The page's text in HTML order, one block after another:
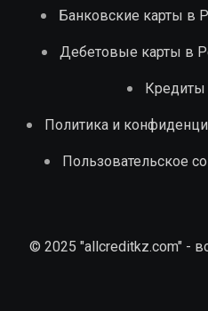
Банковские карты в
Дебетовые карты в
Кредиты
Политика и
Пользовательское
© 2025 "allcreditkz.com" -